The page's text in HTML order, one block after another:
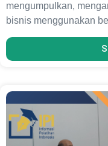
mengumpulkan,
bisnis menggunakan